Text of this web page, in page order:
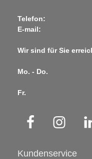
Telefon:
E-mail:
Wir sind für Sie
Mo. - Do.
Fr.
Kundenservice